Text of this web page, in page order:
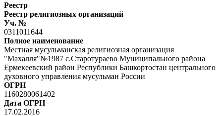
Реестр
Реестр религиозных организаций
Уч. №
0311011644
Полное наименование
Местная мусульманская религиозная организация
"Махалля"№1987 с.Старотураево Муниципального района
Ермекеевский район Республики Башкортостан центрального
духовного управления мусульман России
ОГРН
1160280061402
Дата ОГРН
17.02.2016